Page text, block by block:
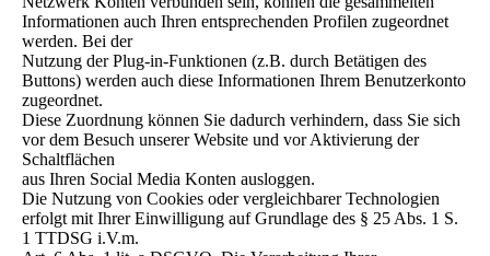
Informationen auch Ihren entsprechenden Profilen zugeordnet
werden. Bei der
Nutzung der Plug-in-Funktionen (z.B. durch Betätigen des
Buttons) werden auch diese Informationen Ihrem Benutzerkonto
zugeordnet.
Diese Zuordnung können Sie dadurch verhindern, dass Sie sich
vor dem Besuch unserer Website und vor Aktivierung der
Schaltflächen
aus Ihren Social Media Konten ausloggen.
Die Nutzung von Cookies oder vergleichbarer Technologien
erfolgt mit Ihrer Einwilligung auf Grundlage des § 25 Abs. 1 S.
1 TTDSG i.V.m.